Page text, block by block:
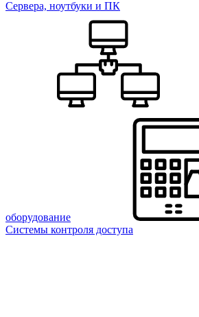
Сервера, ноутбуки и ПК
оборудование
Системы контроля доступа